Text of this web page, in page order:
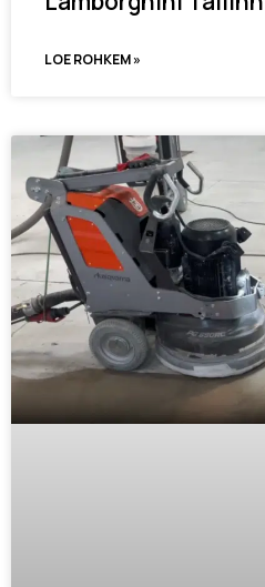
LOE ROHKEM »